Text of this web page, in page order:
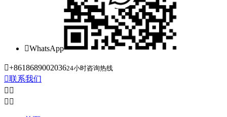
WhatsApp
+861868900203624小时咨询热线
联系我们
 
 